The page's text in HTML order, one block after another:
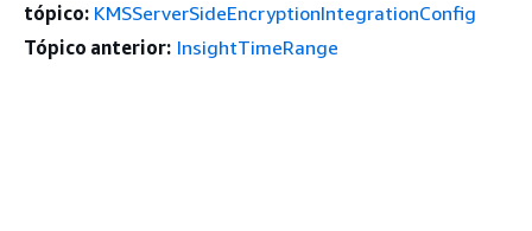
tópico: KMSServerSideEncryptionIntegrationConfig
Tópico anterior: InsightTimeRange